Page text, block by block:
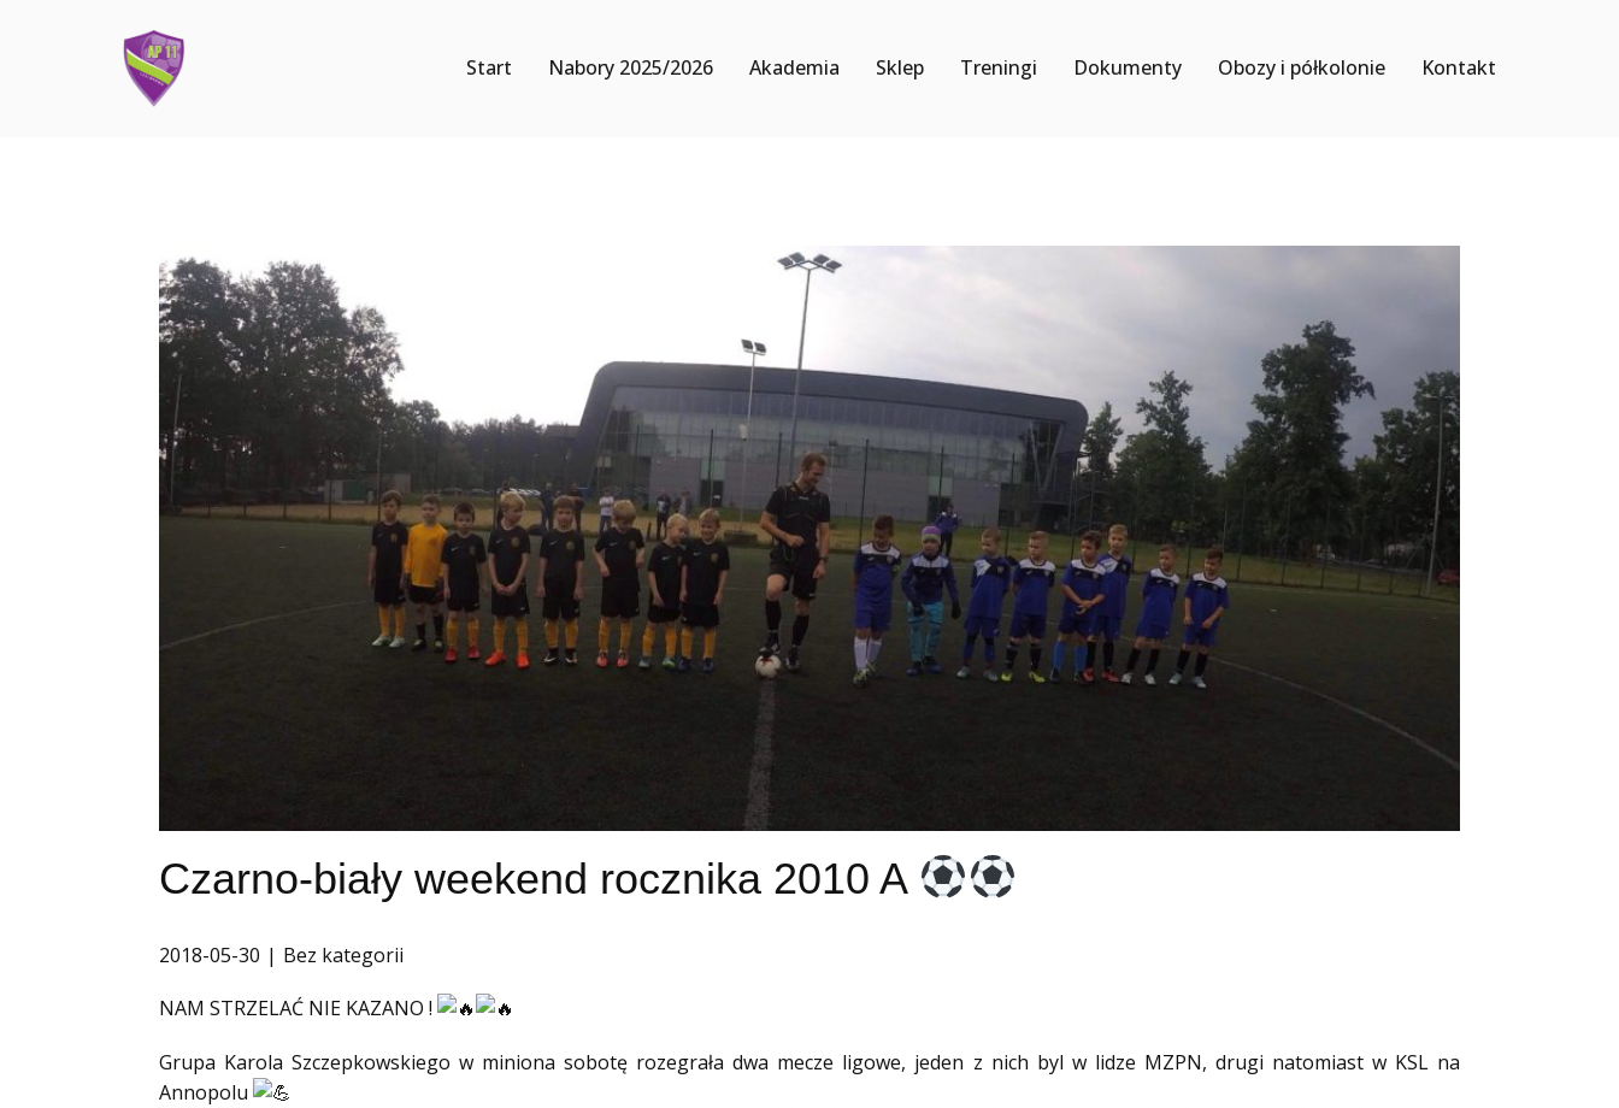
Start Nabory 2025/2026 Akademia Sklep Treningi Dokumenty Obozy i półkolonie Kontakt
Czarno-biały weekend rocznika 2010 A
2018-05-30 Bez kategorii
NAM STRZELAĆ NIE KAZANO !
Grupa Karola Szczepkowskiego w miniona sobotę rozegrała dwa mecze ligowe, jeden z nich byl w lidze MZPN, drugi natomiast w KSL na
Annopolu